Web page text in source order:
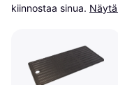
kiinnostaa sinua.